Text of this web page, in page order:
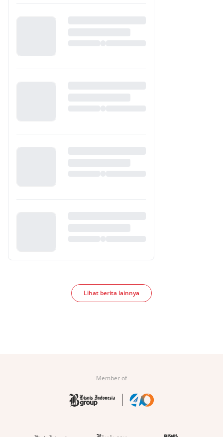
Lihat berita lainnya
Member of